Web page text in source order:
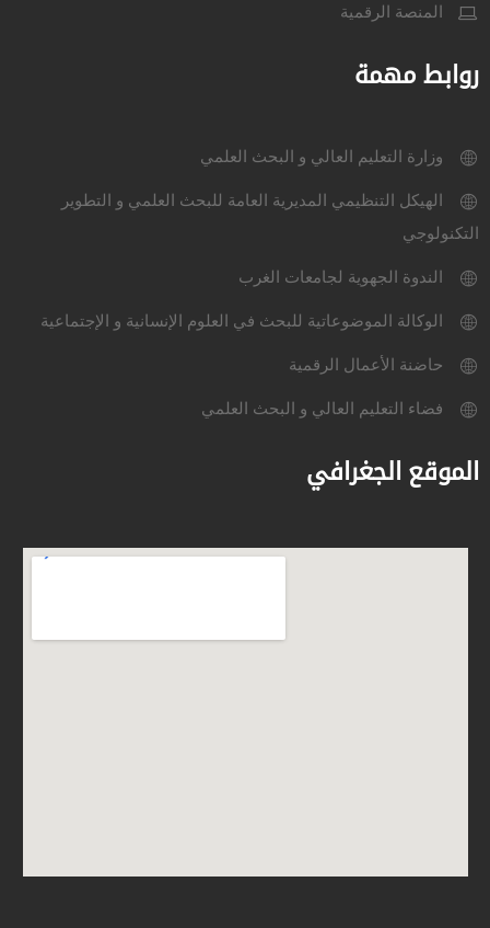
المنصة الرقمية
روابط مهمة
وزارة التعليم العالي و البحث العلمي
الهيكل التنظيمي المديرية العامة للبحث العلمي و التطوير
التكنولوجي
الندوة الجهوية لجامعات الغرب
الوكالة الموضوعاتية للبحث في العلوم الإنسانية و الإجتماعية
حاضنة الأعمال الرقمية
فضاء التعليم العالي و البحث العلمي
الموقع الجغرافي